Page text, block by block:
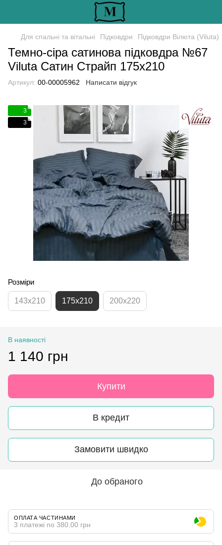
Для спальні та вітальні Підковдри Підковдри Вілюта (Viluta)
Темно-сіра сатинова підковдра №67
Viluta Сатин Страйп 175x210
Артикул: 00-00005962 Написати відгук
3
3
Розміри
143x210 175x210 200x220
В наявності
1 140 грн
Купити
В кредит
Замовити швидко
До обраного
ОПЛАТА ЧАСТИНАМИ
3 платежі по 380.00 грн